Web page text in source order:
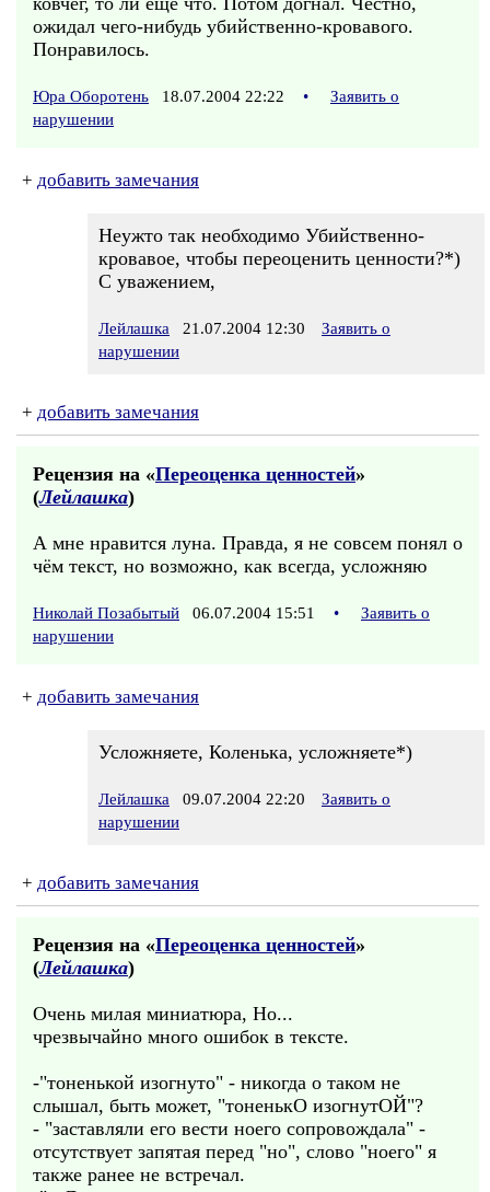
ожидал чего-нибудь убийственно-кровавого.
Понравилось.
Юра Оборотень 18.07.2004 22:22 •
Заявить о
нарушении
+ добавить замечания
Неужто так необходимо Убийственно-
кровавое, чтобы переоценить ценности?*)
С уважением,
Лейлашка 21.07.2004 12:30
Заявить о
нарушении
+ добавить замечания
Рецензия на «Переоценка ценностей»
(Лейлашка)
А мне нравится луна. Правда, я не совсем понял о
чём текст, но возможно, как всегда, усложняю
Николай Позабытый 06.07.2004 15:51 •
Заявить о
нарушении
+ добавить замечания
Усложняете, Коленька, усложняете*)
Лейлашка 09.07.2004 22:20
Заявить о
нарушении
+ добавить замечания
Рецензия на «Переоценка ценностей»
(Лейлашка)
Очень милая миниатюра, Но...
чрезвычайно много ошибок в тексте.
-"тоненькой изогнуто" - никогда о таком не
слышал, быть может, "тоненькО изогнутОЙ"?
- "заставляли его вести ноего сопровождала" -
отсутствует запятая перед "но", слово "ноего" я
также ранее не встречал.